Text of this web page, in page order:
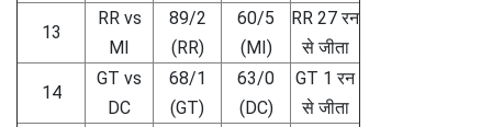
13
RR vs
MI
89/2
(RR)
60/5
(MI)
RR 27 रन
से जीता
14
GT vs
DC
68/1
(GT)
63/0
(DC)
GT 1 रन
से जीता